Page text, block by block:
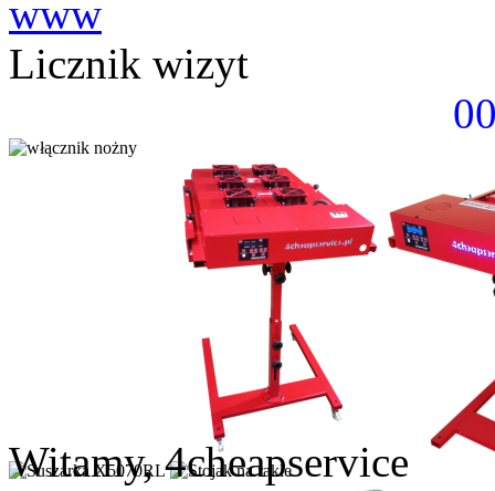
Licznik wizyt
Witamy, 4cheapservice